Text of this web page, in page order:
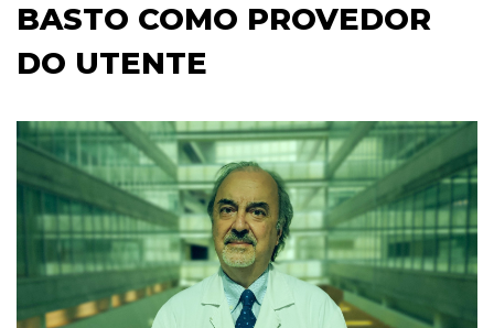
BASTO COMO PROVEDOR
DO UTENTE